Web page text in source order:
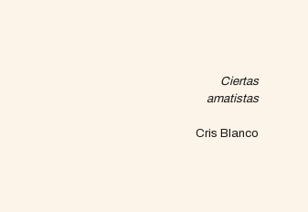
Ciertas
amatistas
Cris Blanco